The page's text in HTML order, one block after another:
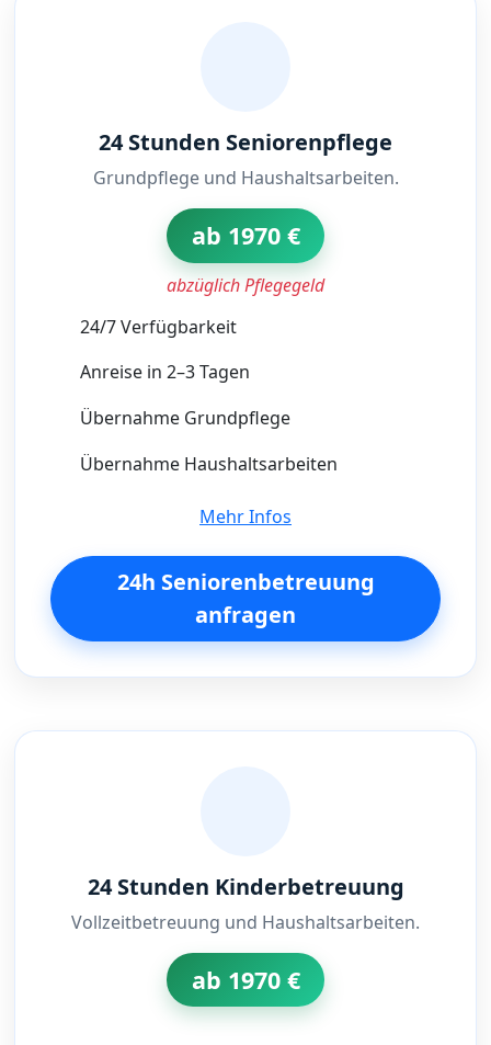
24 Stunden Seniorenpflege
Grundpflege und Haushaltsarbeiten.
ab 1970 €
abzüglich Pflegegeld
24/7 Verfügbarkeit
Anreise in 2–3 Tagen
Übernahme Grundpflege
Übernahme Haushaltsarbeiten
Mehr Infos
24h Seniorenbetreuung
anfragen
24 Stunden Kinderbetreuung
Vollzeitbetreuung und Haushaltsarbeiten.
ab 1970 €